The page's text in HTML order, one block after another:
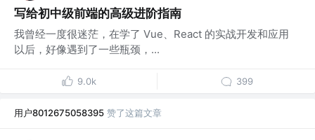
写给初中级前端的高级进阶指南
我曾经一度很迷茫，在学了 Vue、React 的实战开发和应用
以后，好像遇到了一些瓶颈，...
9.0k 399
用户8012675058395 赞了这篇文章